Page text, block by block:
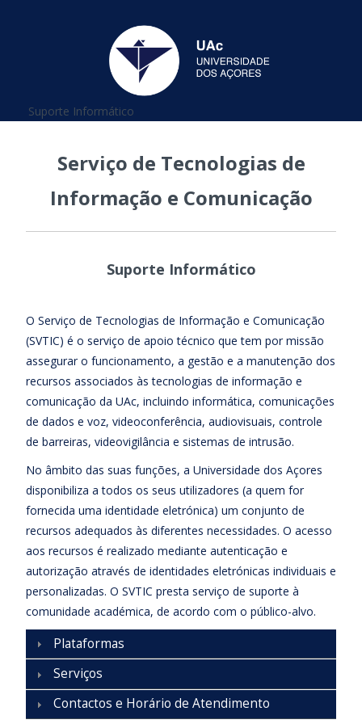
Está aqui
Suporte Informático
Serviço de Tecnologias de
Informação e Comunicação
Suporte Informático
O Serviço de Tecnologias de Informação e Comunicação
(SVTIC) é o serviço de apoio técnico que tem por missão
assegurar o funcionamento, a gestão e a manutenção dos
recursos associados às tecnologias de informação e
comunicação da UAc, incluindo informática, comunicações
de dados e voz, videoconferência, audiovisuais, controle
de barreiras, videovigilância e sistemas de intrusão.
No âmbito das suas funções, a Universidade dos Açores
disponibiliza a todos os seus utilizadores (a quem for
fornecida uma identidade eletrónica) um conjunto de
recursos adequados às diferentes necessidades. O acesso
aos recursos é realizado mediante autenticação e
autorização através de identidades eletrónicas individuais e
personalizadas. O SVTIC presta serviço de suporte à
comunidade académica, de acordo com o público-alvo.
Plataformas
Serviços
Contactos e Horário de Atendimento